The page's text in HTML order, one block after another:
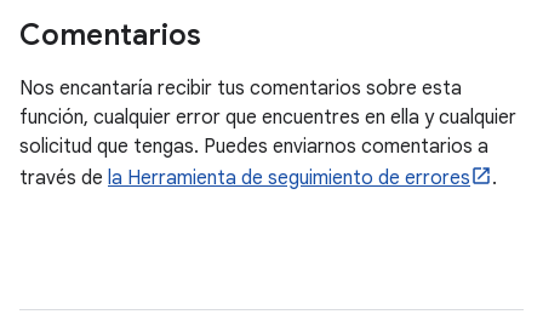
Comentarios
Nos encantaría recibir tus comentarios sobre esta
función, cualquier error que encuentres en ella y cualquier
solicitud que tengas. Puedes enviarnos comentarios a
través de la Herramienta de seguimiento de errores .